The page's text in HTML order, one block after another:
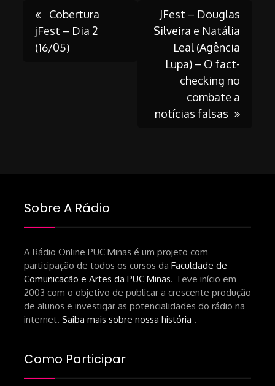
Post
navigation
Cobertura
jFest – Dia 2
(16/05)
JFest – Douglas
Silveira e Natália
Leal (Agência
Lupa) – O fact-
checking no
combate a
notícias falsas
Sobre A Rádio
A Rádio Online PUC Minas é um projeto com
participação de todos os cursos da Faculdade de
Comunicação e Artes da PUC Minas. Teve início em
2003 com o objetivo de publicar a crescente produção
de alunos e investigar as potencialidades do rádio na
internet. Saiba mais sobre nossa história .
Como Participar